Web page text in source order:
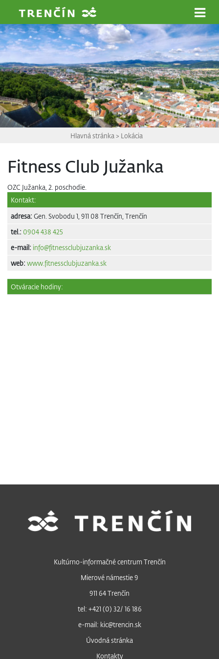
Hlavná stránka > Lokácia
Fitness Club Južanka
OZC Južanka, 2. poschodie.
Kontakt:
adresa: Gen. Svobodu 1, 911 08 Trenčín, Trenčín
tel.: 0904 438 425
e-mail: info@fitnessclubjuzanka.sk
web: www.fitnessclubjuzanka.sk
Otváracie hodiny:
Kultúrno-informačné centrum Trenčín
Mierové námestie 9
911 64 Trenčín
tel: +421 (0) 32/ 16 186
e-mail: kic@trencin.sk
Úvodná stránka
Kontakty